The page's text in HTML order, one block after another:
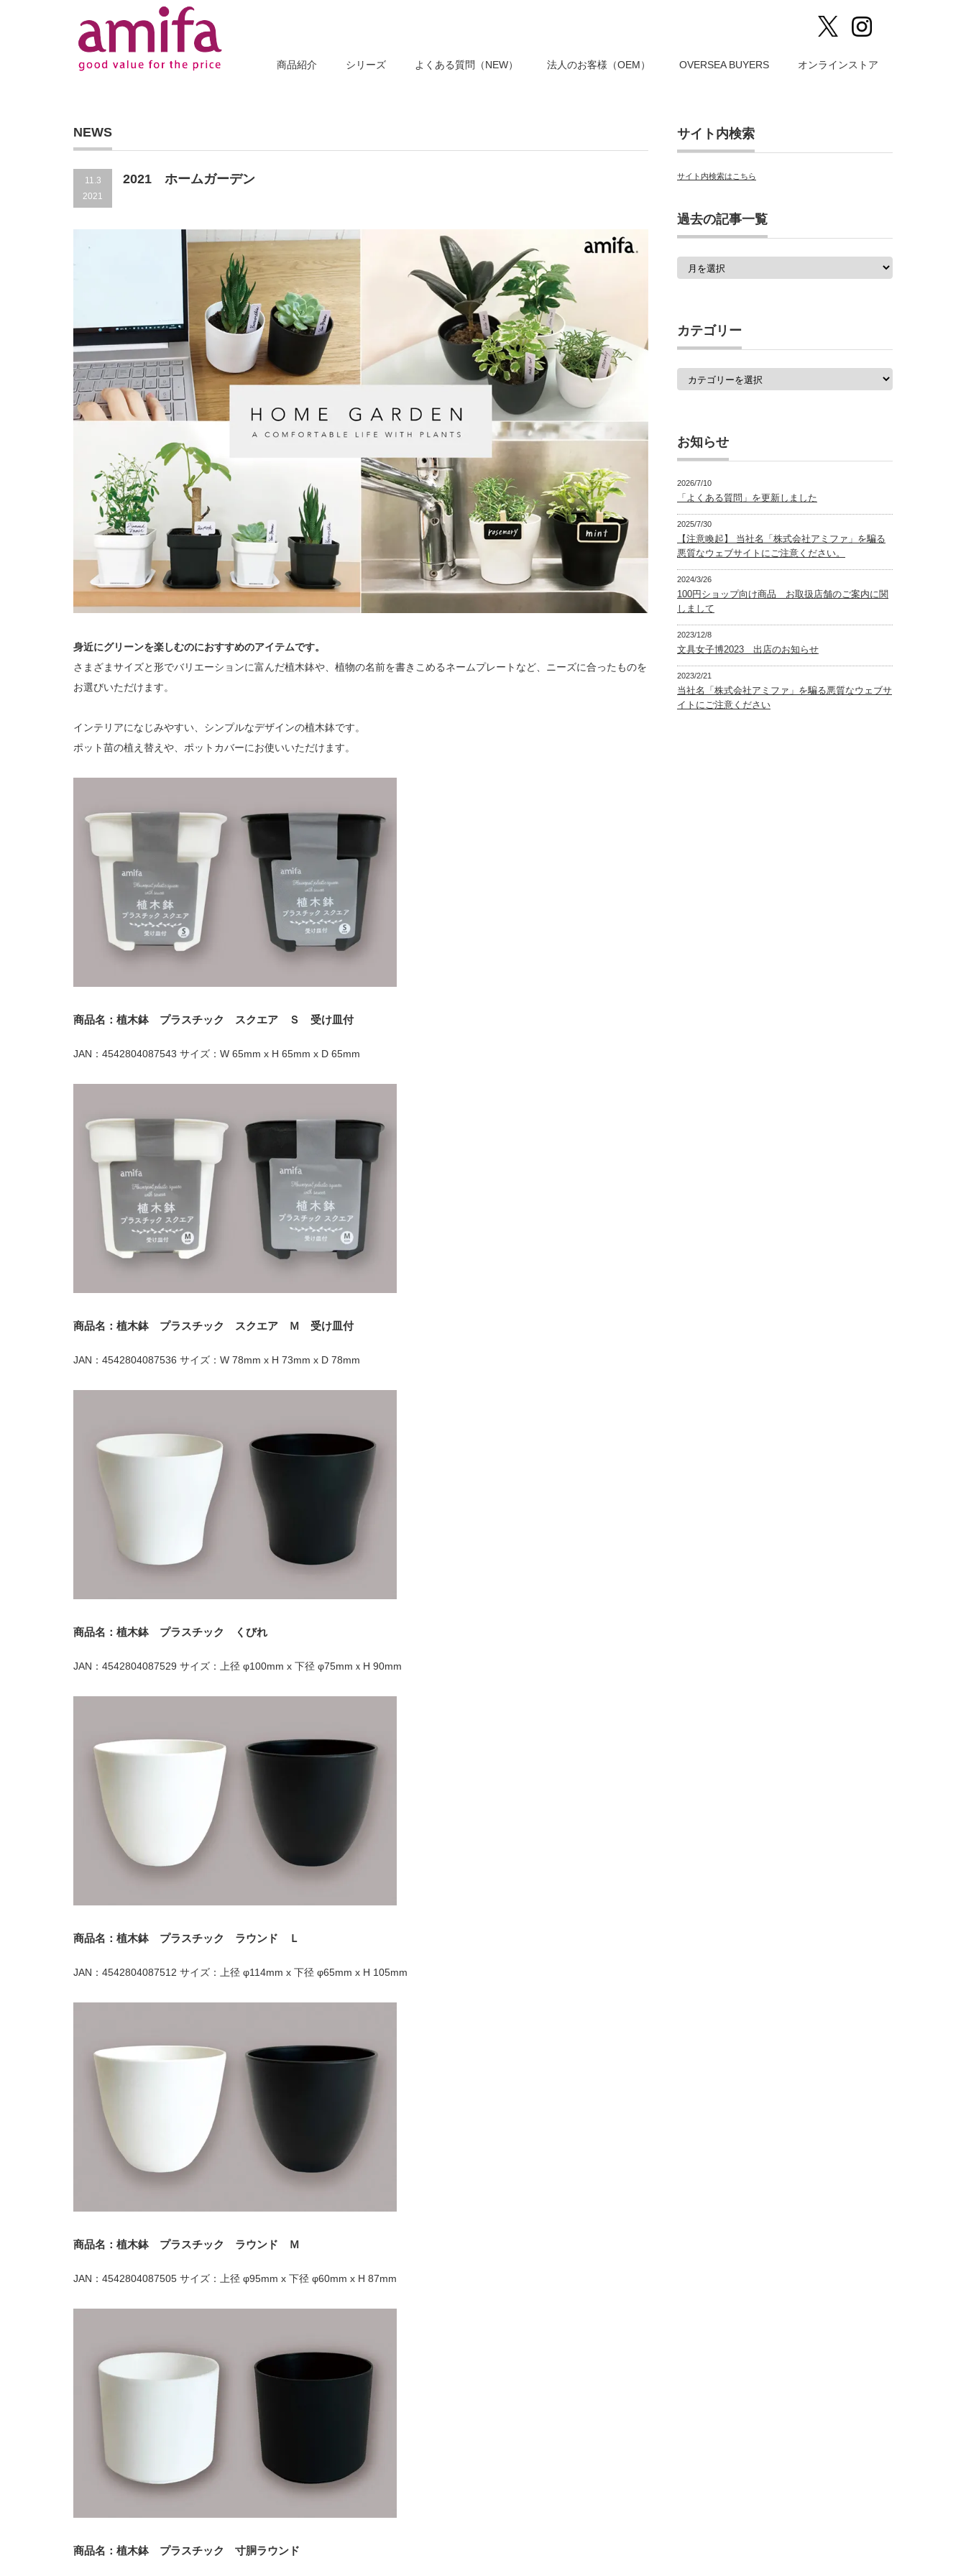
商品紹介 シリーズ よくある質問（NEW） 法人のお客様（OEM） OVERSEA BUYERS オンラインストア
NEWS
11.3
2021
2021 ホームガーデン
身近にグリーンを楽しむのにおすすめのアイテムです。
さまざまサイズと形でバリエーションに富んだ植木鉢や、植物の名前を書きこめるネームプレートなど、ニーズに合ったものを
お選びいただけます。
インテリアになじみやすい、シンプルなデザインの植木鉢です。
ポット苗の植え替えや、ポットカバーにお使いいただけます。
商品名：植木鉢 プラスチック スクエア Ｓ 受け皿付
JAN：4542804087543 サイズ：W 65mm x H 65mm x D 65mm
商品名：植木鉢 プラスチック スクエア Ｍ 受け皿付
JAN：4542804087536 サイズ：W 78mm x H 73mm x D 78mm
商品名：植木鉢 プラスチック くびれ
JAN：4542804087529 サイズ：上径 φ100mm x 下径 φ75mmｘH 90mm
商品名：植木鉢 プラスチック ラウンド Ｌ
JAN：4542804087512 サイズ：上径 φ114mm x 下径 φ65mm x H 105mm
商品名：植木鉢 プラスチック ラウンド Ｍ
JAN：4542804087505 サイズ：上径 φ95mm x 下径 φ60mm x H 87mm
商品名：植木鉢 プラスチック 寸胴ラウンド
サイト内検索
サイト内検索はこちら
過去の記事一覧
過
覧
カテゴリー
カ
お知らせ
2026/7/10
「よくある質問」を更新しました
2025/7/30
【注意喚起】 当社名「株式会社アミファ」を騙る
悪質なウェブサイトにご注意ください。
2024/3/26
100円ショップ向け商品 お取扱店舗のご案内に関
しまして
2023/12/8
文具女子博2023 出店のお知らせ
2023/2/21
当社名「株式会社アミファ」を騙る悪質なウェブサ
イトにご注意ください